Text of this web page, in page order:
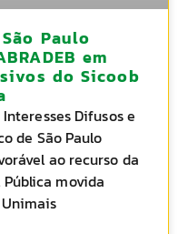
Paulo
em
do Sicoob
Difusos e
de São Paulo
ao recurso da
movida